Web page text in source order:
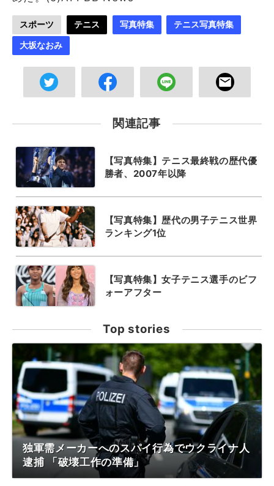
スポーツ テニス 写真特集 テニス写真特集
大坂なおみ
関連記事
【写真特集】テニス最終戦の歴代優
勝者、2007年以降
【写真特集】歴代の男子テニス世界
ランキング1位
【写真特集】女子テニス選手のビフ
ォーアフター
Top stories
独軍需メーカーへのスパイ行為でウクライナ人
逮捕 「破壊工作の準備」